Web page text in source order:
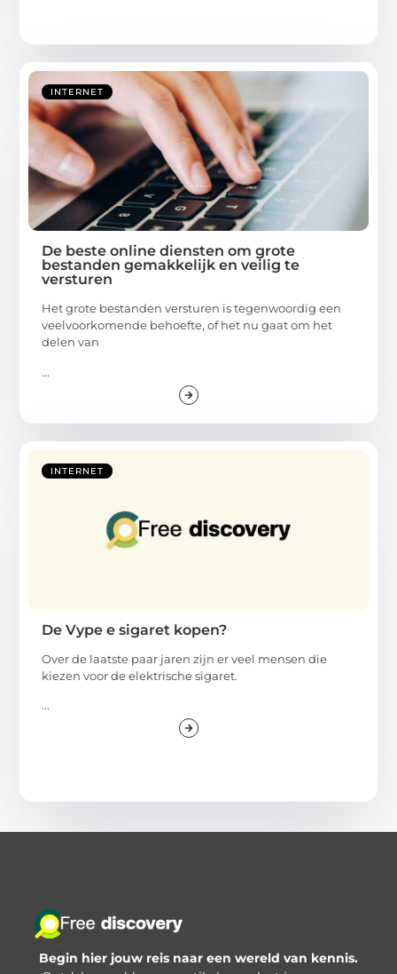
INTERNET
De beste online diensten om grote
bestanden gemakkelijk en veilig te
versturen
Het grote bestanden versturen is tegenwoordig een
veelvoorkomende behoefte, of het nu gaat om het
delen van
...
INTERNET
De Vype e sigaret kopen?
Over de laatste paar jaren zijn er veel mensen die
kiezen voor de elektrische sigaret.
...
Begin hier jouw reis naar een wereld van kennis.